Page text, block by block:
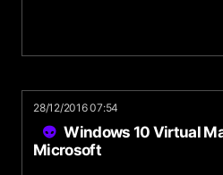
28/12/2016 07:54
Windows 10 Virtual
Microsoft